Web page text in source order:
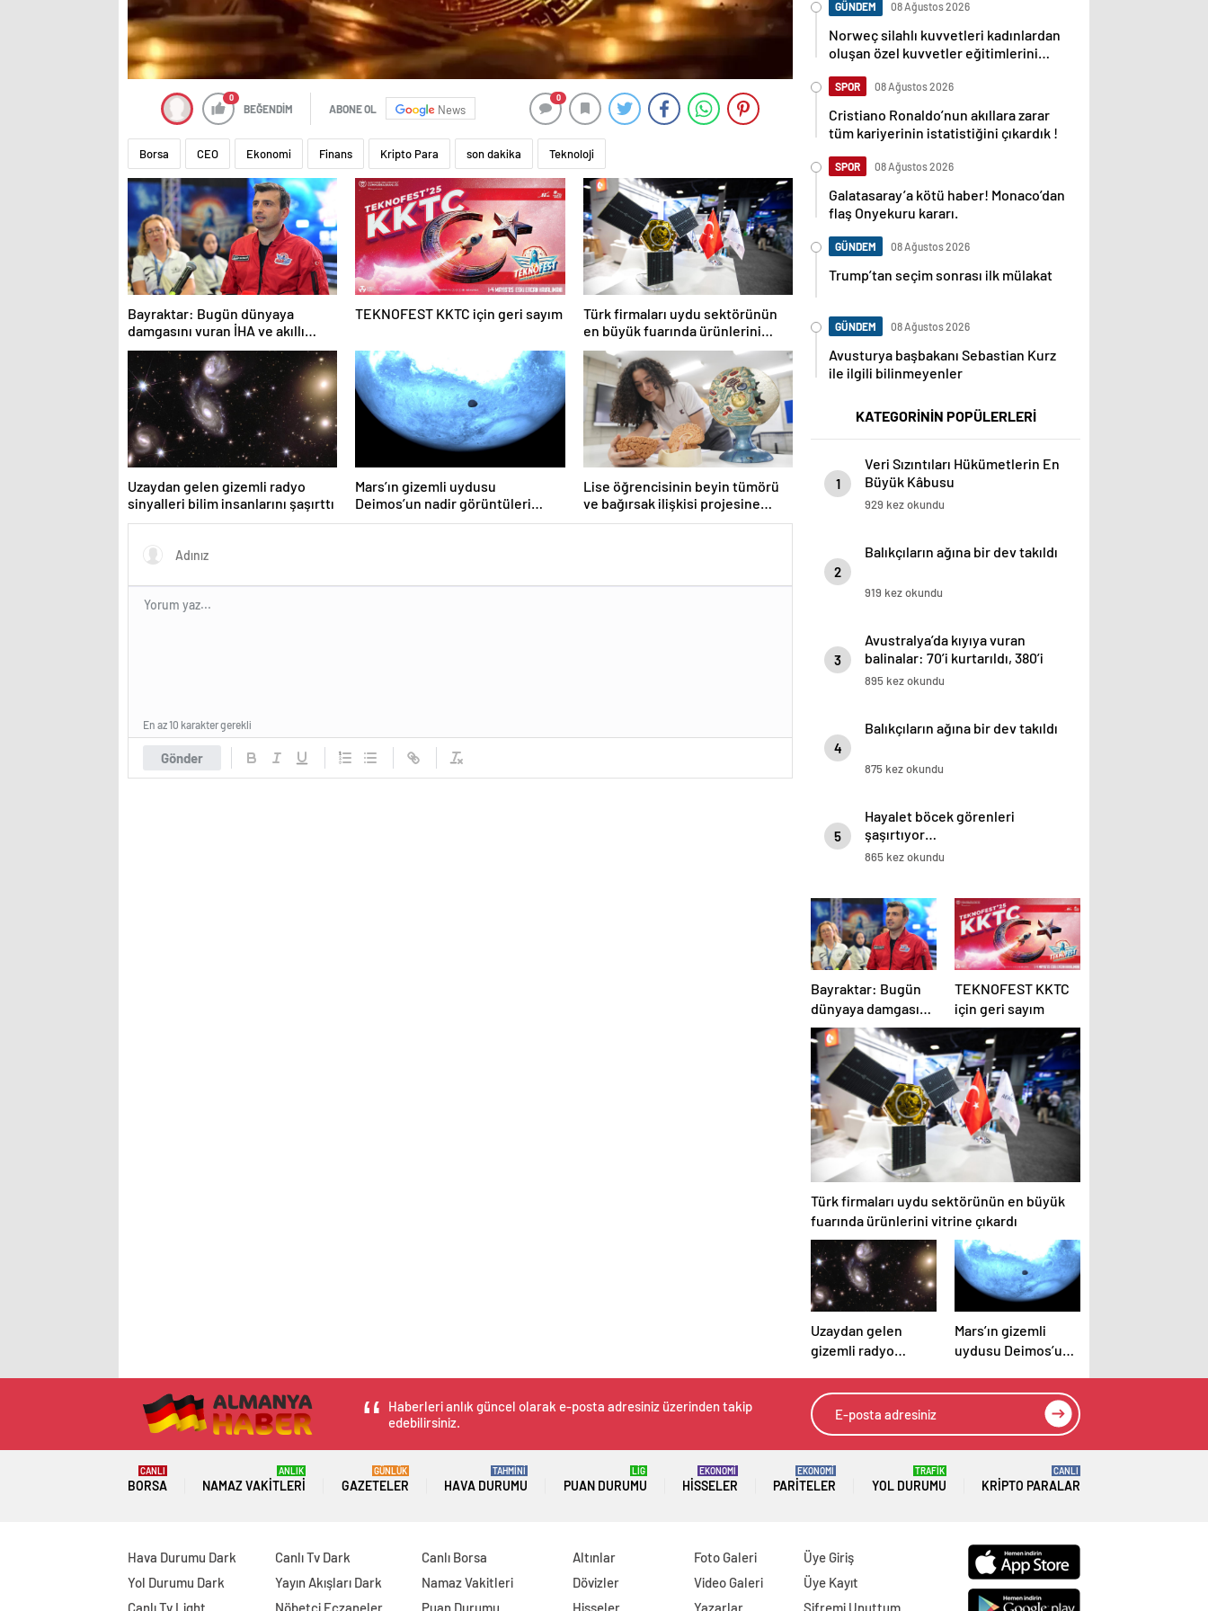
0
BEĞENDİM ABONE OL News
0
Borsa CEO Ekonomi Finans Kripto Para son dakika Teknoloji
Bayraktar: Bugün dünyaya
damgasını vuran İHA ve akıllı
mühimmatlara sahibiz
TEKNOFEST KKTC için geri sayım
Türk firmaları uydu sektörünün
en büyük fuarında ürünlerini
vitrine çıkardı
Uzaydan gelen gizemli radyo
sinyalleri bilim insanlarını şaşırttı
Mars’ın gizemli uydusu
Deimos’un nadir görüntüleri
yayınlandı
Lise öğrencisinin beyin tümörü
ve bağırsak ilişkisi projesine
TÜBİTAK’tan ödül
Gönder
En az 10 karakter gerekli
GÜNDEM 08 Ağustos 2026
Norweç silahlı kuvvetleri kadınlardan
oluşan özel kuvvetler eğitimlerini
SPOR 08 Ağustos 2026
Cristiano Ronaldo’nun akıllara zarar
tüm kariyerinin istatistiğini çıkardık !
SPOR 08 Ağustos 2026
Galatasaray’a kötü haber! Monaco’dan
flaş Onyekuru kararı.
GÜNDEM 08 Ağustos 2026
Trump’tan seçim sonrası ilk mülakat
GÜNDEM 08 Ağustos 2026
Avusturya başbakanı Sebastian Kurz
ile ilgili bilinmeyenler
KATEGORİNİN POPÜLERLERİ
1
Veri Sızıntıları Hükümetlerin En
Büyük Kâbusu
929 kez okundu
2
Balıkçıların ağına bir dev takıldı
919 kez okundu
3
Avustralya’da kıyıya vuran
balinalar: 70’i kurtarıldı, 380’i
öldü
895 kez okundu
4
Balıkçıların ağına bir dev takıldı
875 kez okundu
5
Hayalet böcek görenleri
şaşırtıyor…
865 kez okundu
Bayraktar: Bugün
dünyaya damgasını
vuran İHA ve akıllı
mühimmatlara
sahibiz
TEKNOFEST KKTC
için geri sayım
Türk firmaları uydu sektörünün en büyük
fuarında ürünlerini vitrine çıkardı
Uzaydan gelen
gizemli radyo
insanlarını şaşırttı
Mars’ın gizemli
uydusu Deimos’un
yayınlandı
Haberleri anlık güncel olarak e-posta adresiniz üzerinden takip
edebilirsiniz.
BORSA
CANLI
NAMAZ VAKITLERI
ANLIK
GAZETELER
GÜNLÜK
HAVA DURUMU
TAHMİNİ
PUAN DURUMU
LİG
HISSELER
EKONOMİ
PARITELER
EKONOMİ
YOL DURUMU
TRAFİK
KRIPTO PARALAR
CANLI
Hava Durumu Dark
Yol Durumu Dark
Canlı Tv Light
Canlı Tv Dark
Yayın Akışları Dark
Nöbetçi Eczaneler
Canlı Borsa
Namaz Vakitleri
Puan Durumu
Altınlar
Dövizler
Hisseler
Foto Galeri
Video Galeri
Yazarlar
Üye Giriş
Üye Kayıt
Şifremi Unuttum